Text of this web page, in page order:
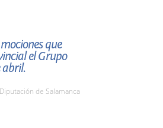
que
el Grupo
abril.
de Salamanca